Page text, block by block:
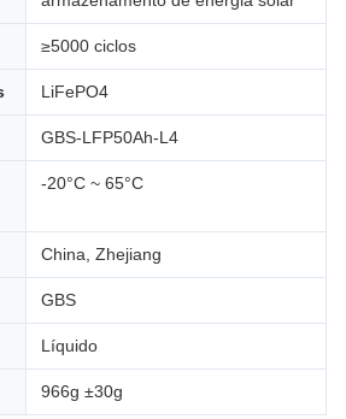
≥5000 ciclos
LiFePO4
GBS-LFP50Ah-L4
-20°C ~ 65°C
China, Zhejiang
GBS
Líquido
966g ±30g